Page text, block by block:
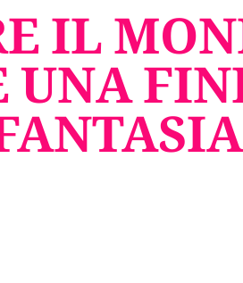
IL